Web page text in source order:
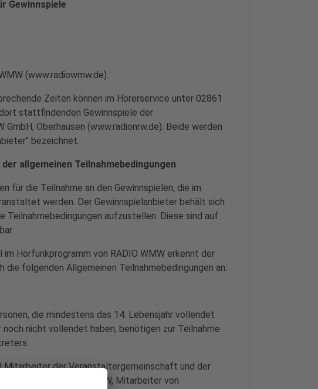
Gewinnspiele
(www.radiowmw.de).
Zeiten können im Hörerservice unter 02861
stattfindenden Gewinnspiele der
Oberhausen (www.radionrw.de). Beide werden
bezeichnet.
allgemeinen Teilnahmebedingungen
für die Teilnahme an den Gewinnspielen, die im
werden. Der Gewinnspielanbieter behält sich
Teilnahmebedingungen aufzustellen. Diese sind auf
Hörfunkprogramm von RADIO WMW erkennt der
die folgenden Allgemeinen Teilnahmebedingungen an:
die mindestens das 14. Lebensjahr vollendet
noch nicht vollendet haben, benötigen zur Teilnahme
Mitarbeiter der Veranstaltergemeinschaft und der
Mitarbeiter von radio NRW, Mitarbeiter von